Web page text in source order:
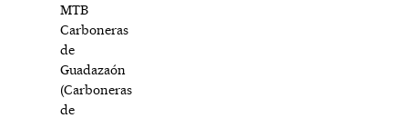
MTB
Carboneras
de
Guadazaón
(Carboneras
de